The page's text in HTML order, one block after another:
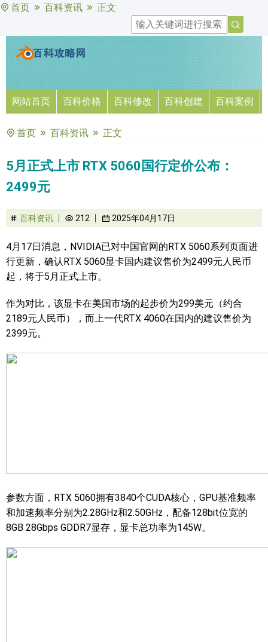
首页 百科资讯 正文
网站首页 百科价格 百科修改 百科创建 百科案例
首页 百科资讯 正文
5月正式上市 RTX 5060国行定价公布：
2499元
百科资讯 212 2025年04月17日
4月17日消息，NVIDIA已对中国官网的RTX 5060系列页面进
行更新，确认RTX 5060显卡国内建议售价为2499元人民币
起，将于5月正式上市。
作为对比，该显卡在美国市场的起步价为299美元（约合
2189元人民币），而上一代RTX 4060在国内的建议售价为
2399元。
参数方面，RTX 5060拥有3840个CUDA核心，GPU基准频率
和加速频率分别为2.28GHz和2.50GHz，配备128bit位宽的
8GB 28Gbps GDDR7显存，显卡总功率为145W。